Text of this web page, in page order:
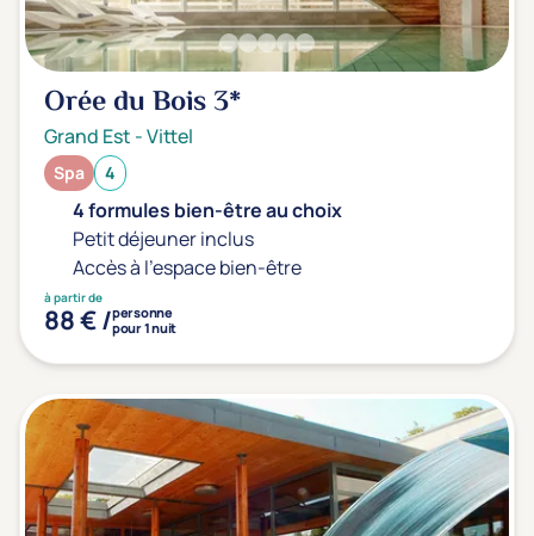
Transports & hébergement
Soins sans hébergement
(1)
Offre séjour + vol inclus
Orée du Bois3*
Grand Est -Vittel
Spa 4
4 formules bien-être au choix
Petit déjeuner inclus
Accès à l'espace bien-être
à partir de
88 € /personne
pour 1 nuit